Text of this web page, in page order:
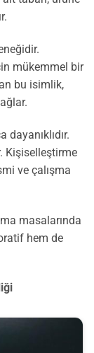
mükemmel bir
bu isimlik,
Kişiselleştirme
ve çalışma
masalarında
hem de